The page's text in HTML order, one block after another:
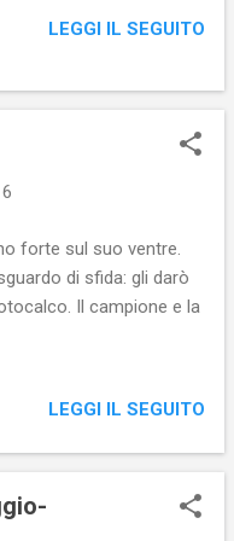
loro che i follower
in contatto, non
LEGGI IL SEGUITO
forte sul suo ventre.
di sfida: gli darò
Il campione e la
LEGGI IL SEGUITO